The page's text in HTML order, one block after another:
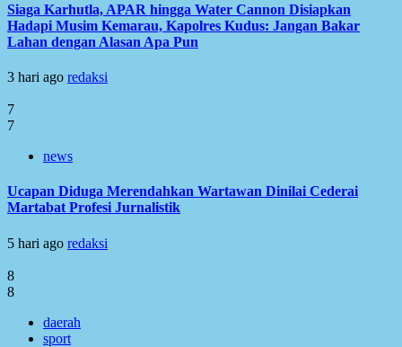
Siaga Karhutla, APAR hingga Water Cannon Disiapkan
Hadapi Musim Kemarau, Kapolres Kudus: Jangan Bakar
Lahan dengan Alasan Apa Pun
3 hari ago redaksi
7
7
news
Ucapan Diduga Merendahkan Wartawan Dinilai Cederai
Martabat Profesi Jurnalistik
5 hari ago redaksi
8
8
daerah
sport